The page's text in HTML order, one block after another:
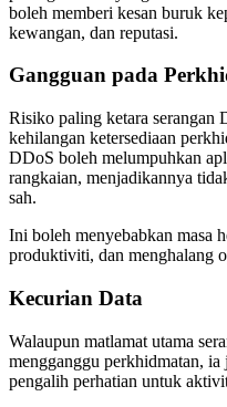
boleh memberi kesan buruk
kewangan, dan reputasi.
Gangguan pada
Risiko paling ketara serangan
kehilangan ketersediaan
DDoS boleh melumpuhkan
rangkaian, menjadikannya
sah.
Ini boleh menyebabkan masa
produktiviti, dan menghalang
Kecurian Data
Walaupun matlamat utama
mengganggu perkhidmatan,
pengalih perhatian untuk